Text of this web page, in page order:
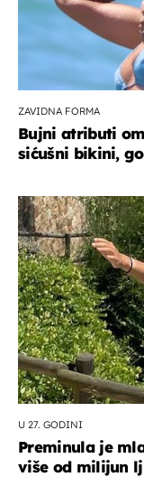
ZAVIDNA FORMA
Bujni atributi
sićušni bikini,
U 27. GODINI
Preminula je
više od milijun